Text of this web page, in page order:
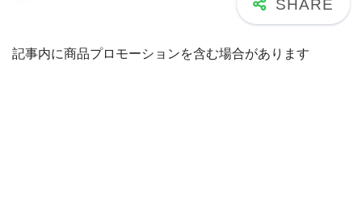
記事内に商品プロモーションを含む場合があります